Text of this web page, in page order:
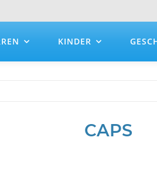
KINDER
CAPS